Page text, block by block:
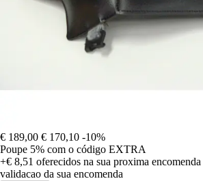
€ 189,00 € 170,10 -10%
Poupe 5% com o código EXTRA
+€ 8,51 oferecidos na sua proxima encomenda
validacao da sua encomenda